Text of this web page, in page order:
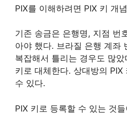
PIX를 이해하려면 PIX 키 개
기존 송금은 은행명, 지점 번
아야 했다. 브라질 은행 계좌
복잡해서 틀리는 경우도 많
키로 대체한다. 상대방의 PIX
수 있다.
PIX 키로 등록할 수 있는 것